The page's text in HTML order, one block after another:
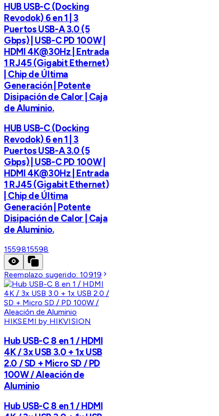
HUB USB-C (Docking
Revodok) 6 en 1 | 3
Puertos USB-A 3.0 (5
Gbps) | USB-C PD 100W |
HDMI 4K@30Hz | Entrada
1 RJ45 (Gigabit Ethernet)
| Chip de Última
Generación | Potente
Disipación de Calor | Caja
de Aluminio.
HUB USB-C (Docking
Revodok) 6 en 1 | 3
Puertos USB-A 3.0 (5
Gbps) | USB-C PD 100W |
HDMI 4K@30Hz | Entrada
1 RJ45 (Gigabit Ethernet)
| Chip de Última
Generación | Potente
Disipación de Calor | Caja
de Aluminio.
1559815598
Reemplazo sugerido: 10919
HIKSEMI by HIKVISION
Hub USB-C 8 en 1 / HDMI
4K / 3x USB 3.0 + 1x USB
2.0 / SD + Micro SD / PD
100W / Aleación de
Aluminio
Hub USB-C 8 en 1 / HDMI